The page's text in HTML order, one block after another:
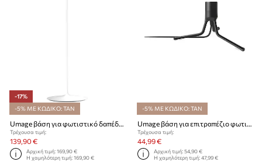
-17%
-5% ΜΕ ΚΩΔΙΚΟ: TAN
Umage βάση για φωτιστικό δαπέδου Sante Floor
Τρέχουσα τιμή:
139,90 €
Αρχική τιμή:169,90 €
Η χαμηλότερη τιμή:169,90 €
-5% ΜΕ ΚΩΔΙΚΟ: TAN
Umage βάση για επιτραπέζιο φωτιστικό Tripod Base
Τρέχουσα τιμή:
44,99 €
Αρχική τιμή:54,90 €
Η χαμηλότερη τιμή:47,99 €